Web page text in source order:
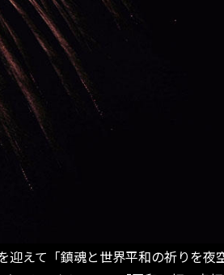
えて「鎮魂と世界平和の祈りを夜